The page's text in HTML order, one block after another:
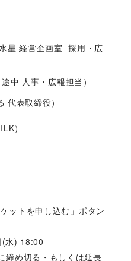
星 経営企画室 採用・広
中 人事・広報担当）
代表取締役）
）
ットを申し込む」ボタン
(水) 18:00
締め切る・もしくは延長